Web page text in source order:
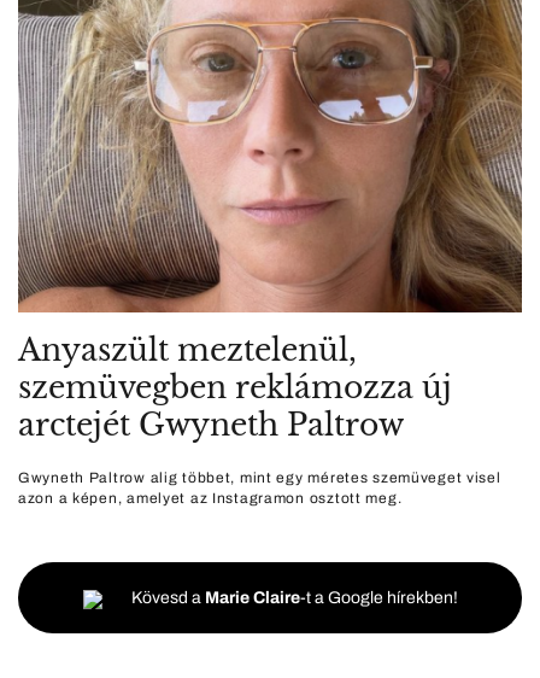
Anyaszült meztelenül,
szemüvegben reklámozza új
arctejét Gwyneth Paltrow
Gwyneth Paltrow alig többet, mint egy méretes szemüveget visel
azon a képen, amelyet az Instagramon osztott meg.
Kövesd a Marie Claire-t a Google hírekben!